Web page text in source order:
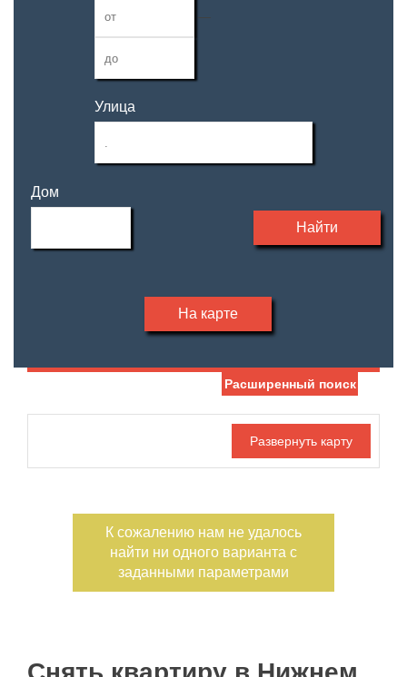
—
Улица
Дом
Найти
На карте
Жилая площадь
—
Площадь кухни
Балконов
Этаж
—
Этажность
Расширенный поиск
К сожалению нам не удалось
найти ни одного варианта с
заданными параметрами